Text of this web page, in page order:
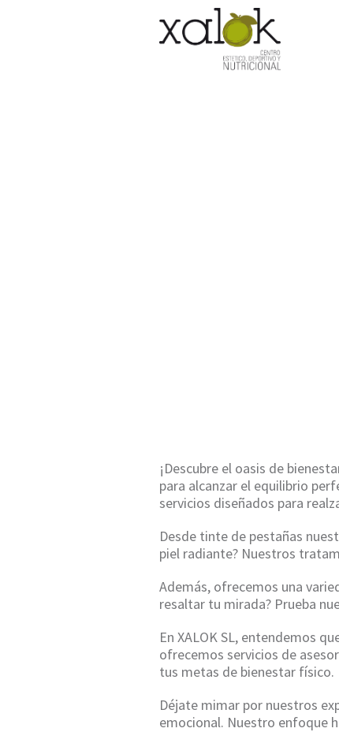
¡Descubre el oasis de
para alcanzar el equilibrio
servicios diseñados para
Desde tinte de pestañas
piel radiante? Nuestros
Además, ofrecemos una
resaltar tu mirada? Prueba
En XALOK SL, entendemos
ofrecemos servicios de
tus metas de bienestar físico.
Déjate mimar por nuestros
emocional. Nuestro enfoque